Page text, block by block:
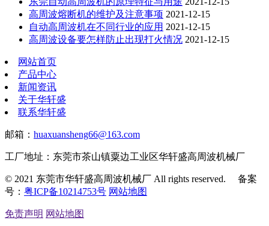
高周波熔断机的维护及注意事项 2021-12-15
自动高周波机在不同行业的应用 2021-12-15
高周波设备要怎样防止出现打火情况 2021-12-15
网站首页
产品中心
新闻资讯
关于华轩盛
联系华轩盛
邮箱： huaxuansheng66@163.com
工厂地址：东莞市茶山镇粟边工业区华轩盛高周波机械厂
© 2021 东莞市华轩盛高周波机械厂 All rights reserved. 备案
号： 粤ICP备10214753号 网站地图
免责声明 网站地图